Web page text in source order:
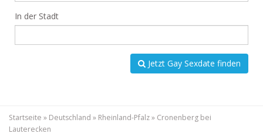
In der Stadt
Jetzt Gay Sexdate finden
Startseite » Deutschland » Rheinland-Pfalz» Cronenberg bei
Lauterecken